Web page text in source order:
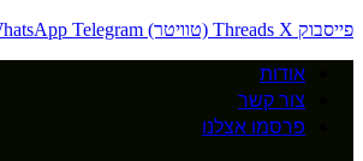
פייסבוק
Threads X (טוויטר) Telegram
אודות
צור קשר
פרסמו אצלנו